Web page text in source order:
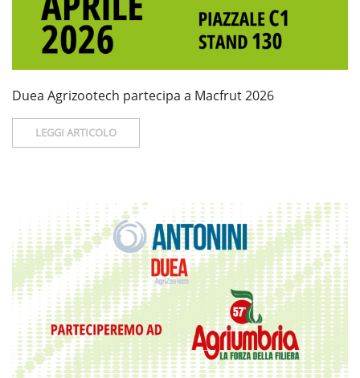
Duea Agrizootech partecipa a Macfrut 2026
LEGGI ARTICOLO